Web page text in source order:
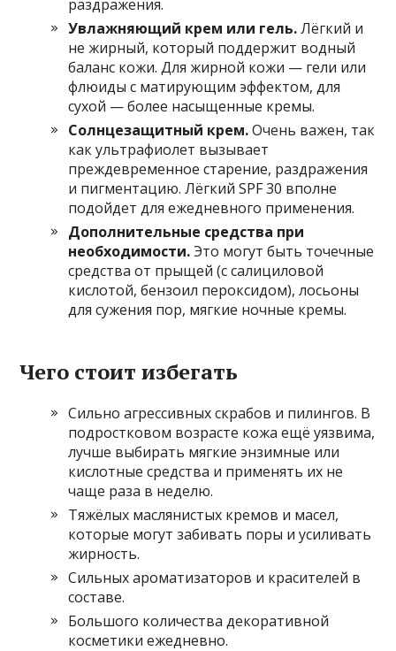
раздражения.
Увлажняющий крем или гель.Лёгкий и
не жирный, который поддержит водный
баланс кожи. Для жирной кожи — гели или
флюиды с матирующим эффектом, для
сухой — более насыщенные кремы.
Солнцезащитный крем.Очень важен, так
как ультрафиолет вызывает
преждевременное старение, раздражения
и пигментацию. Лёгкий SPF 30 вполне
подойдет для ежедневного применения.
Дополнительные средства при
необходимости.Это могут быть точечные
средства от прыщей (с салициловой
кислотой, бензоил пероксидом), лосьоны
для сужения пор, мягкие ночные кремы.
Чего стоит избегать
Сильно агрессивных скрабов и пилингов. В
подростковом возрасте кожа ещё уязвима,
лучше выбирать мягкие энзимные или
кислотные средства и применять их не
чаще раза в неделю.
Тяжёлых маслянистых кремов и масел,
которые могут забивать поры и усиливать
жирность.
Сильных ароматизаторов и красителей в
составе.
Большого количества декоративной
косметики ежедневно.